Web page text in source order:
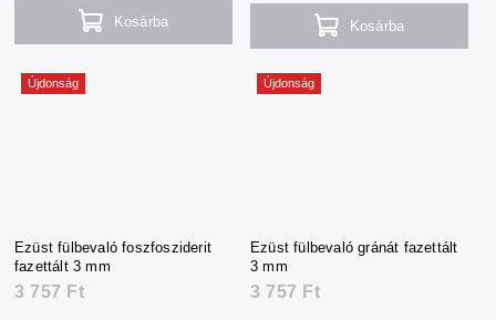
Kosárba Kosárba
Újdonság
Ezüst fülbevaló foszfosziderit
fazettált 3 mm
3 757 Ft
Újdonság
Ezüst fülbevaló gránát fazettált
3 mm
3 757 Ft